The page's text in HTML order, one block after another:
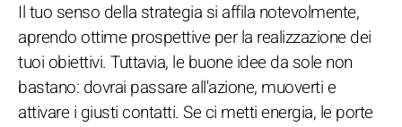
Il tuo senso della strategia si affila notevolmente,
aprendo ottime prospettive per la realizzazione dei
tuoi obiettivi. Tuttavia, le buone idee da sole non
bastano: dovrai passare all'azione, muoverti e
attivare i giusti contatti. Se ci metti energia, le porte